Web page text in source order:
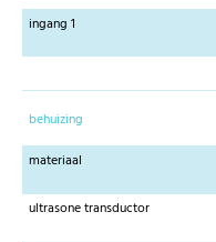
ingang 1
behuizing
materiaal
ultrasone transductor